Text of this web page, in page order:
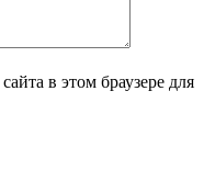
в этом браузере для